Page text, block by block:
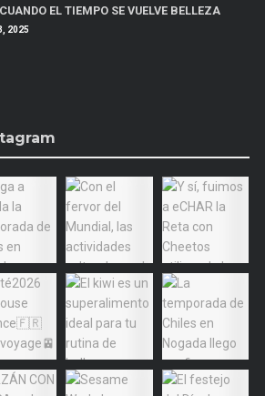
EL TIEMPO SE VUELVE BELLEZA
2025